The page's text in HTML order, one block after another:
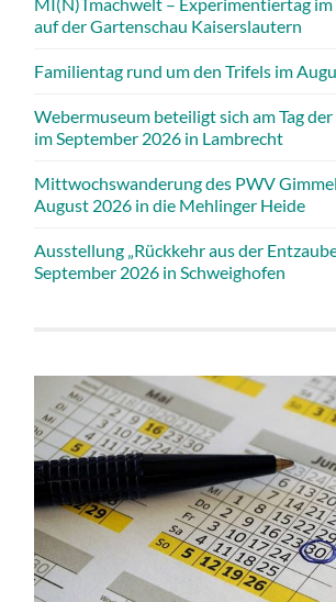
auf der Gartenschau Kaiserslautern
Familientag rund um den Trifels im
Webermuseum beteiligt sich am Tag
im September 2026 in Lambrecht
Mittwochswanderung des PWV
August 2026 in die Mehlinger Heide
Ausstellung „Rückkehr aus der
September 2026 in Schweighofen